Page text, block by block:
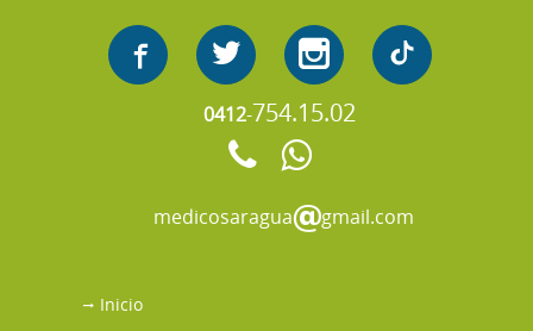
0412-754.15.02
medicosaraguagmail.com
Inicio